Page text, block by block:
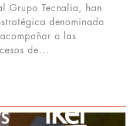
Grupo Tecnalia, han
denominada
a las
de...